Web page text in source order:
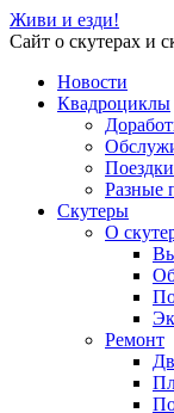
Живи и езди!
Сайт о скутерах и
Новости
Квадроциклы
Поездки
Разные
Скутеры
О
Ремонт